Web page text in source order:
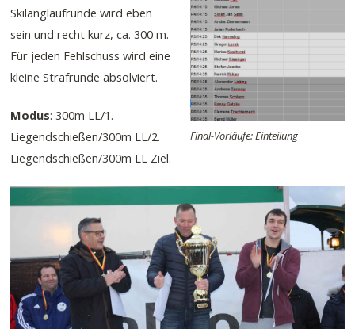
Final-Vorläufe: Einteilung
Skilanglaufrunde wird eben
sein und recht kurz, ca. 300 m.
Für jeden Fehlschuss wird eine
kleine Strafrunde absolviert.
Modus: 300m LL/1.
Liegendschießen/300m LL/2.
Liegendschießen/300m LL Ziel.